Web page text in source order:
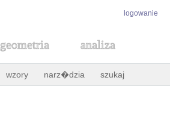
logowanie
geometria analiza
wzory narz�dzia szukaj